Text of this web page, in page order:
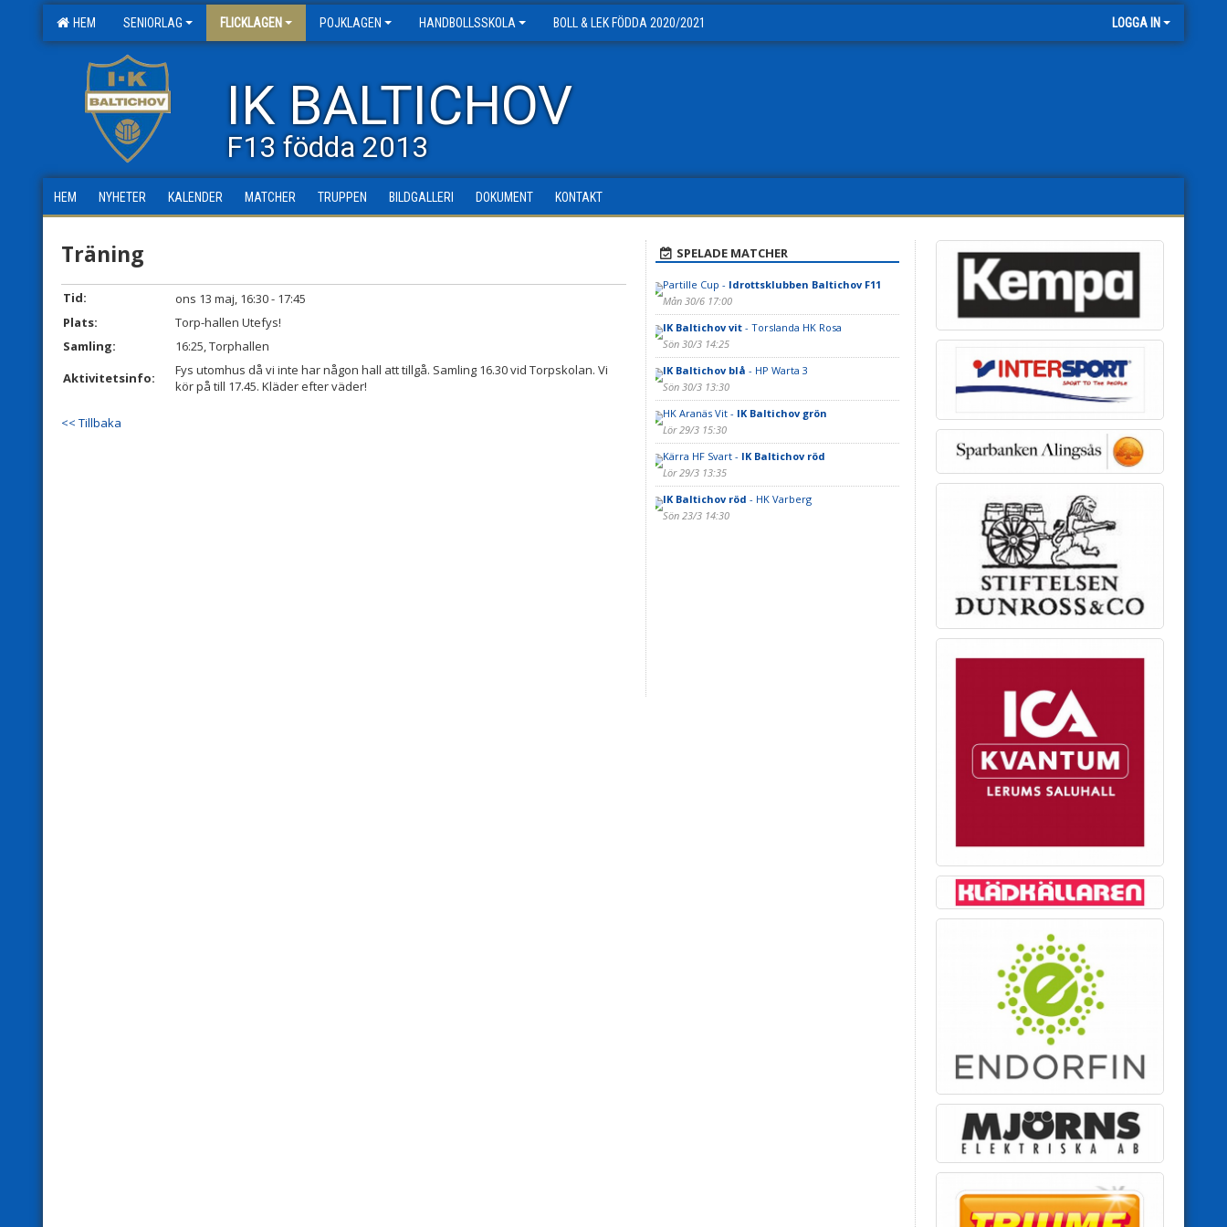
HEM SENIORLAG FLICKLAGEN POJKLAGEN HANDBOLLSSKOLA BOLL & LEK FÖDDA 2020/2021 LOGGA IN
IK BALTICHOV
F13 födda 2013
HEM NYHETER KALENDER MATCHER TRUPPEN BILDGALLERI DOKUMENT KONTAKT
Träning
Tid:
ons 13 maj, 16:30 - 17:45
Plats:
Torp-hallen Utefys!
Samling:
16:25, Torphallen
Aktivitetsinfo:
Fys utomhus då vi inte har någon hall att tillgå. Samling 16.30 vid Torpskolan. Vi
kör på till 17.45. Kläder efter väder!
<< Tillbaka
SPELADE MATCHER
Partille Cup - Idrottsklubben Baltichov F11
Mån 30/6 17:00
IK Baltichov vit- Torslanda HK Rosa
Sön 30/3 14:25
IK Baltichov blå - HP Warta 3
Sön 30/3 13:30
HK Aranäs Vit - IK Baltichov grön
Lör 29/3 15:30
Kärra HF Svart - IK Baltichov röd
Lör 29/3 13:35
IK Baltichov röd - HK Varberg
Sön 23/3 14:30